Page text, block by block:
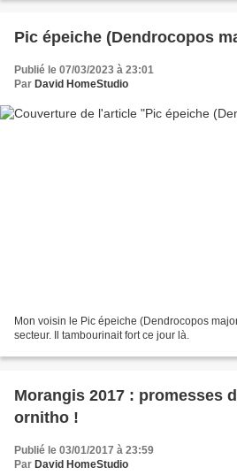
Pic épeiche (Dendrocopos
Publié le 07/03/2023 à 23:01
Par David HomeStudio
Mon voisin le Pic épeiche (Dendrocopos
secteur. Il tambourinait fort ce jour là.
Morangis 2017 : promesses
ornitho !
Publié le 03/01/2017 à 23:59
Par David HomeStudio